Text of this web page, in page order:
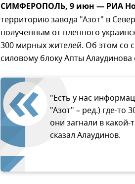
СИМФЕРОПОЛЬ, 9 июн — РИА
территорию завода "Азот" в
полученным от пленного
300 мирных жителей. Об этом со
силовому блоку Апты
"Есть у нас
"Азот" – ред.) где-то
они загнали в
сказал Алаудинов.